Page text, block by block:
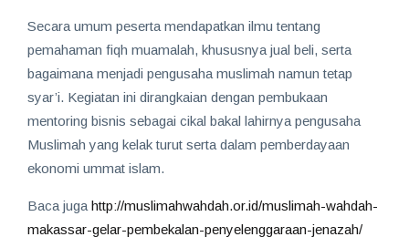
Secara umum peserta mendapatkan ilmu tentang
pemahaman fiqh muamalah, khususnya jual beli, serta
bagaimana menjadi pengusaha muslimah namun tetap
syar’i. Kegiatan ini dirangkaian dengan pembukaan
mentoring bisnis sebagai cikal bakal lahirnya pengusaha
Muslimah yang kelak turut serta dalam pemberdayaan
ekonomi ummat islam.
Baca juga http://muslimahwahdah.or.id/muslimah-wahdah-
makassar-gelar-pembekalan-penyelenggaraan-jenazah/